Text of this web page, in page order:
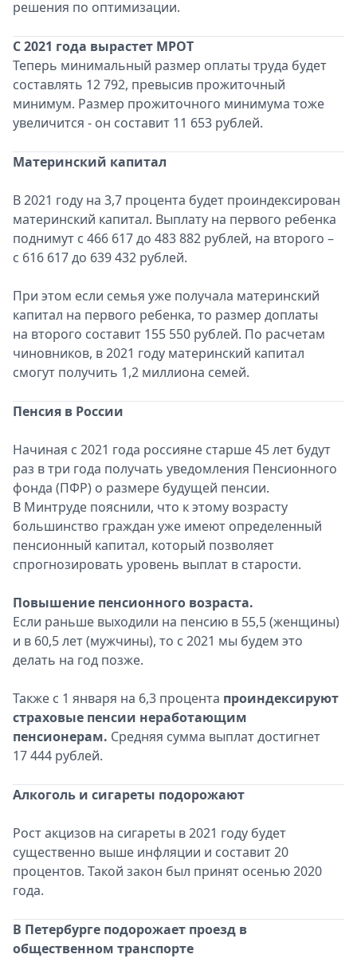
решения по оптимизации.
С 2021 года вырастет МРОТ
Теперь минимальный размер оплаты труда будет
составлять 12 792, превысив прожиточный
минимум. Размер прожиточного минимума тоже
увеличится - он составит 11 653 рублей.
Материнский капитал
В 2021 году на 3,7 процента будет проиндексирован
материнский капитал. Выплату на первого ребенка
поднимут с 466 617 до 483 882 рублей, на второго –
с 616 617 до 639 432 рублей.
При этом если семья уже получала материнский
капитал на первого ребенка, то размер доплаты
на второго составит 155 550 рублей. По расчетам
чиновников, в 2021 году материнский капитал
смогут получить 1,2 миллиона семей.
Пенсия в России
Начиная с 2021 года россияне старше 45 лет будут
раз в три года получать уведомления Пенсионного
фонда (ПФР) о размере будущей пенсии.
В Минтруде пояснили, что к этому возрасту
большинство граждан уже имеют определенный
пенсионный капитал, который позволяет
спрогнозировать уровень выплат в старости.
Повышение пенсионного возраста.
Если раньше выходили на пенсию в 55,5 (женщины)
и в 60,5 лет (мужчины), то с 2021 мы будем это
делать на год позже.
Также с 1 января на 6,3 процента проиндексируют
страховые пенсии неработающим
пенсионерам. Средняя сумма выплат достигнет
17 444 рублей.
Алкоголь и сигареты подорожают
Рост акцизов на сигареты в 2021 году будет
существенно выше инфляции и составит 20
процентов. Такой закон был принят осенью 2020
года.
В Петербурге подорожает проезд в
общественном транспорте